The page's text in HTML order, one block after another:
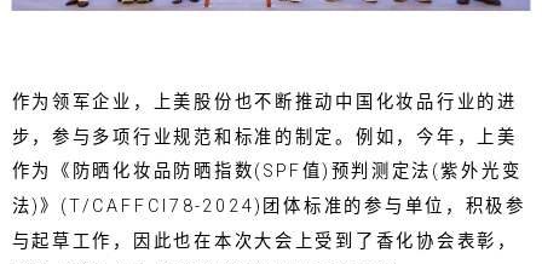
作为领军企业，上美股份也不断推动中国化妆品行业的进
步，参与多项行业规范和标准的制定。例如，今年，上美
作为《防晒化妆品防晒指数(SPF值)预判测定法(紫外光变
法)》(T/CAFFCI78-2024)团体标准的参与单位，积极参
与起草工作，因此也在本次大会上受到了香化协会表彰，